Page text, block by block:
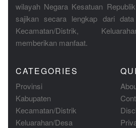
wilayah Negara Kesatuan
sajikan secara lengkap dari data
Kecamatan/Distrik,
memberikan manfaat.
CATEGORIES
Provinsi
Kabupaten
Kecamatan/Distrik
Keluarahan/Desa